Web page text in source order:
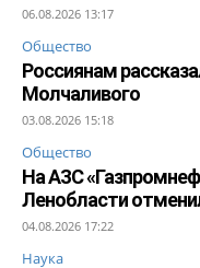
06.08.2026 13:17
Общество
Россиянам
Молчаливого
03.08.2026 15:18
Общество
На АЗС
Ленобласти
04.08.2026 17:22
Наука